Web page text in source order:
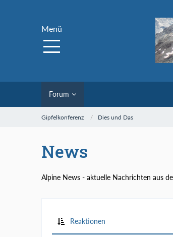
Menü
Forum
Gipfelkonferenz Dies und Das
News
Alpine News - aktuelle Nachrichten aus
Reaktionen